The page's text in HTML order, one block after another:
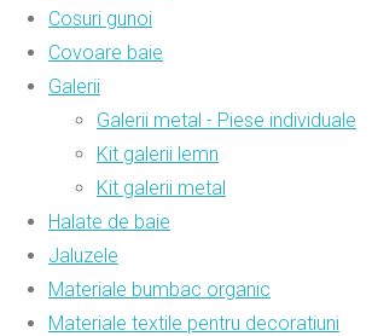
Cosuri gunoi
Covoare baie
Galerii
Galerii metal - Piese individuale
Kit galerii lemn
Kit galerii metal
Halate de baie
Jaluzele
Materiale bumbac organic
Materiale textile pentru decoratiuni